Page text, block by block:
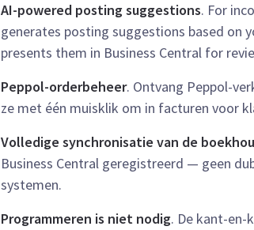
AI-powered posting suggestions. For
generates posting suggestions based on
presents them in Business Central for
Peppol-orderbeheer. Ontvang Peppol-
ze met één muisklik om in facturen voor
Volledige synchronisatie van de
Business Central geregistreerd — geen
systemen.
Programmeren is niet nodig. De kant-en-